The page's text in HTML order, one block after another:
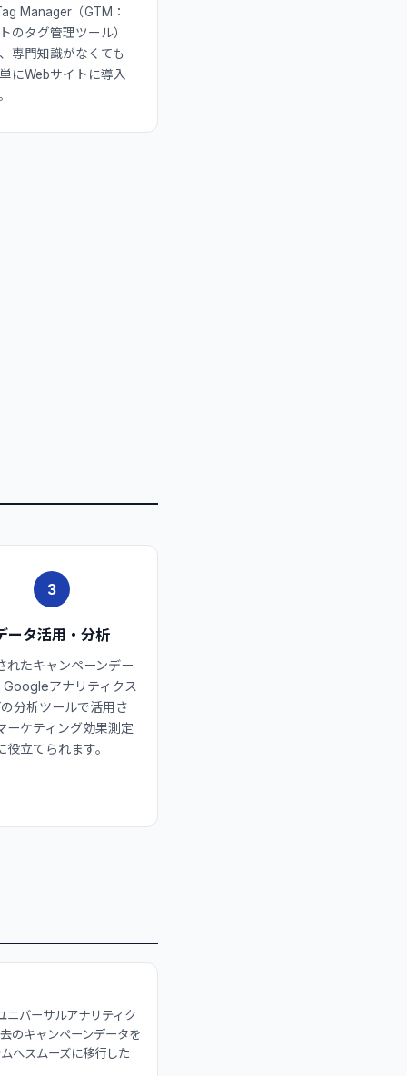
Manager（GTM：
のタグ管理ツール）
専門知識がなくても
にWebサイトに導入
3
ータ活用・分析
れたキャンペーンデー
Googleアナリティクス
分析ツールで活用さ
ーケティング効果測定
役立てられます。
バーサルアナリティク
のキャンペーンデータを
へスムーズに移行した